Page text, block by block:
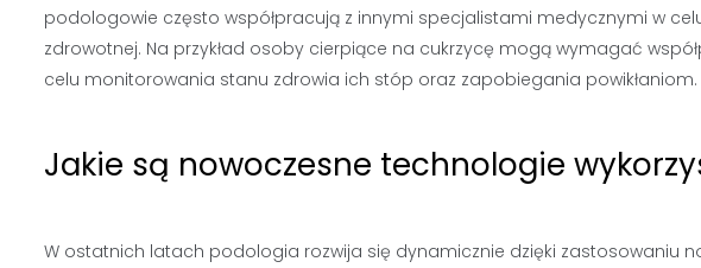
podologowie często współpracują z innymi specjalistami medycznymi w
zdrowotnej. Na przykład osoby cierpiące na cukrzycę mogą wymagać
celu monitorowania stanu zdrowia ich stóp oraz zapobiegania powikłaniom.
Jakie są nowoczesne technologie
W ostatnich latach podologia rozwija się dynamicznie dzięki zastosowaniu